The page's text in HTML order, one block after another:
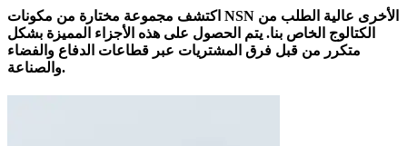
اكتشف مجموعة مختارة من مكونات NSN الأخرى عالية الطلب من
الكتالوج الخاص بنا. يتم الحصول على هذه الأجزاء المميزة بشكل
متكرر من قبل فرق المشتريات عبر قطاعات الدفاع والفضاء
والصناعة.